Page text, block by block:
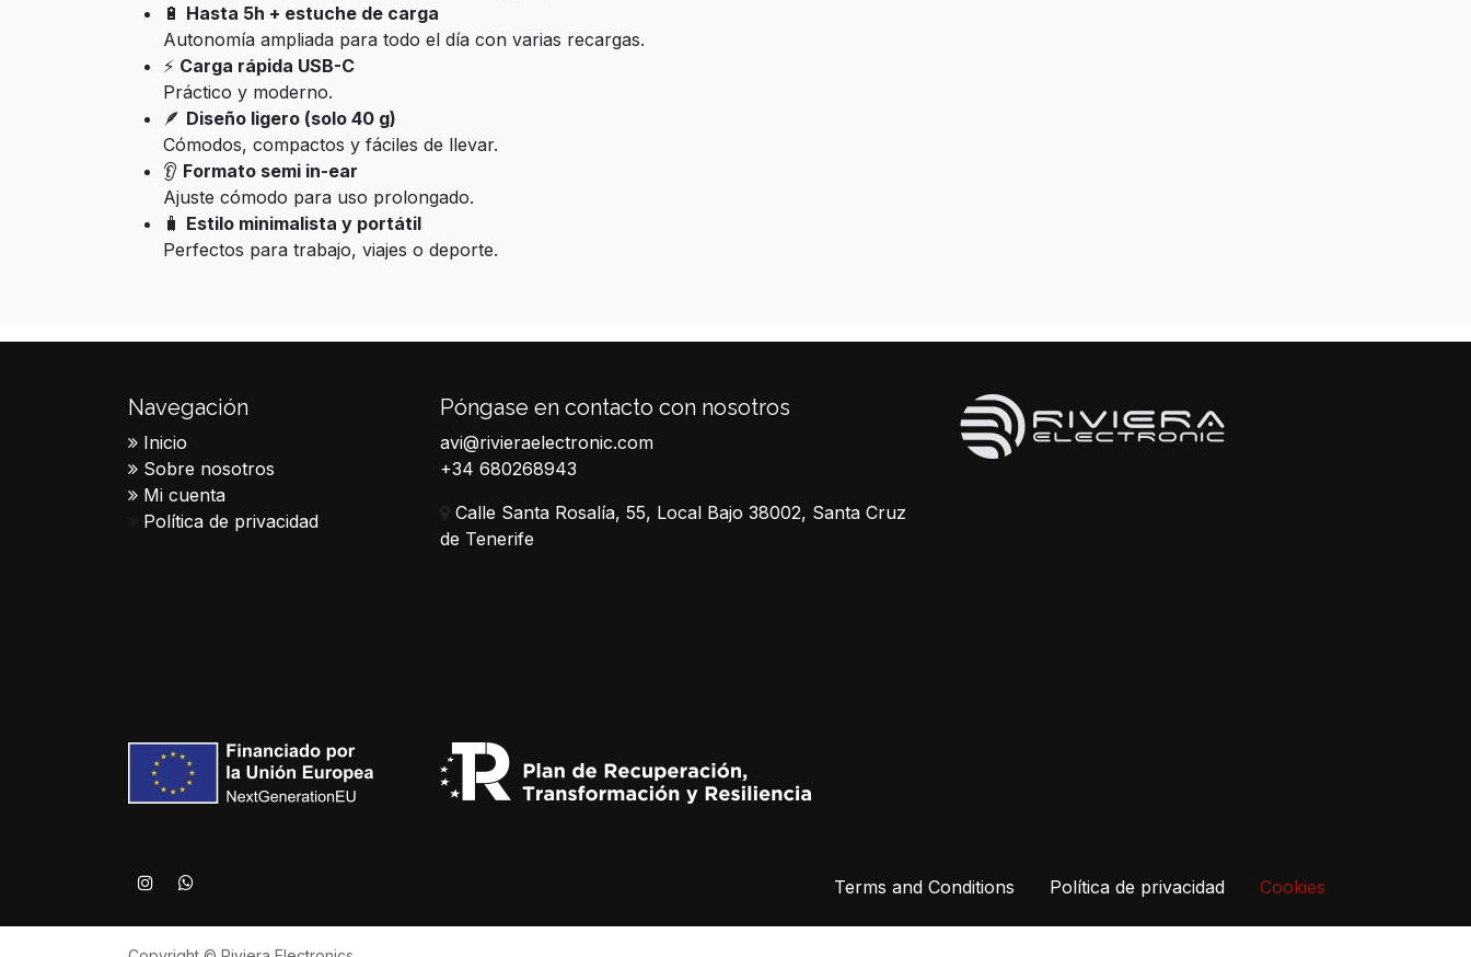
🔋 Hasta 5h + estuche de carga
Autonomía ampliada para todo el día con varias recargas.
⚡ Carga rápida USB-C
Práctico y moderno.
🪶 Diseño ligero (solo 40 g)
Cómodos, compactos y fáciles de llevar.
👂 Formato semi in-ear
Ajuste cómodo para uso prolongado.
🧳 Estilo minimalista y portátil
Perfectos para trabajo, viajes o deporte.
Navegación
Inicio
Sobre nosotros
Mi cuenta
Política de privacidad
Póngase en contacto con nosotros
avi@rivieraelectronic.com
+34 680268943
Calle Santa Rosalía, 55, Local Bajo 38002, Santa Cruz
de Tenerife
Terms and Conditions Política de privacidad Cookies